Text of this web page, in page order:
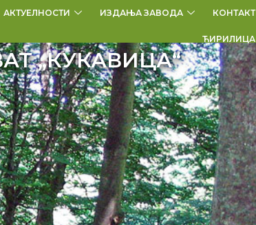
АКТУЕЛНОСТИ ИЗДАЊА ЗАВОДА КОНТАКТ
ЋИРИЛИЦА
„КУКАВИЦА“